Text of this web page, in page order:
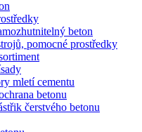
beton
pomocné prostředky
mletí cementu
betonu
čerstvého betonu